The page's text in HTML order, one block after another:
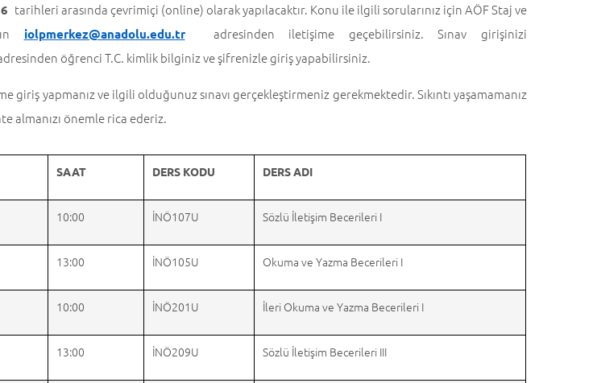
tarihleri arasında çevrimiçi (online) olarak yapılacaktır. Konu ile ilgili sorularınız için AÖF Staj ve
iolpmerkez@anadolu.edu.tradresinden iletişime geçebilirsiniz. Sınav girişinizi
öğrenci T.C. kimlik bilginiz ve şifrenizle giriş yapabilirsiniz.
giriş yapmanız ve ilgili olduğunuz sınavı gerçekleştirmeniz gerekmektedir. Sıkıntı yaşamamanız
almanızı önemle rica ederiz.
SAAT DERS KODU DERS ADI
10:00 İNÖ107U Sözlü İletişim Becerileri I
13:00 İNÖ105U Okuma ve Yazma Becerileri I
10:00 İNÖ201U İleri Okuma ve Yazma Becerileri I
13:00 İNÖ209U Sözlü İletişim Becerileri III